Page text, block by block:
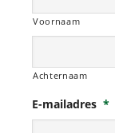
Voornaam
Achternaam
E-mailadres *